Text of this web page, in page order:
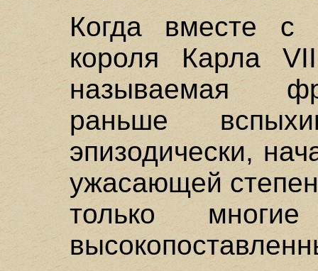
Когда вместе с
короля Карла
называемая
раньше
эпизодически,
ужасающей
только